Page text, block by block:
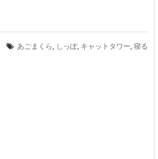
あごまくら, しっぽ, キャットタワー,寝る